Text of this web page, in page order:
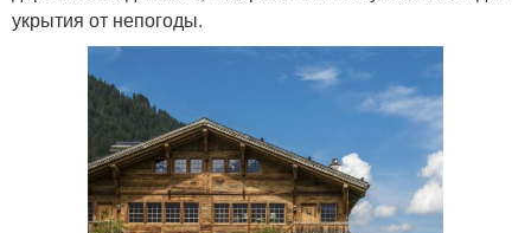
укрытия от непогоды.